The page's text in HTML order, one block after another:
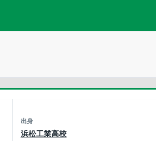
出身
浜松工業高校